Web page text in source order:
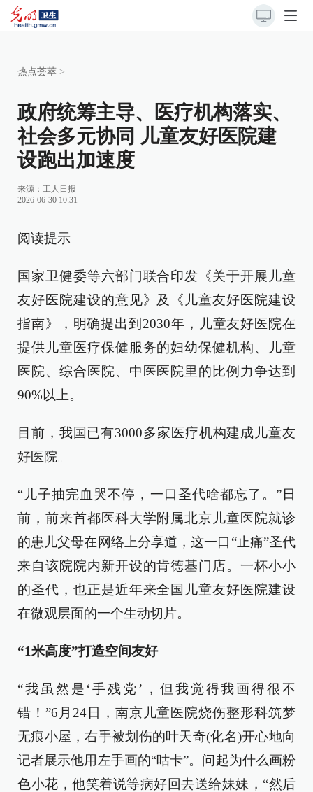
热点荟萃 >
政府统筹主导、医疗机构落实、
社会多元协同 儿童友好医院建
设跑出加速度
来源： 工人日报
2026-06-30 10:31
阅读提示
国家卫健委等六部门联合印发《关于开展儿童
友好医院建设的意见》及《儿童友好医院建设
指南》，明确提出到2030年，儿童友好医院在
提供儿童医疗保健服务的妇幼保健机构、儿童
医院、综合医院、中医医院里的比例力争达到
90%以上。
目前，我国已有3000多家医疗机构建成儿童友
好医院。
“儿子抽完血哭不停，一口圣代啥都忘了。”日
前，前来首都医科大学附属北京儿童医院就诊
的患儿父母在网络上分享道，这一口“止痛”圣代
来自该院院内新开设的肯德基门店。一杯小小
的圣代，也正是近年来全国儿童友好医院建设
在微观层面的一个生动切片。
“1米高度”打造空间友好
“我虽然是‘手残党’，但我觉得我画得很不
错！”6月24日，南京儿童医院烧伤整形科筑梦
无痕小屋，右手被划伤的叶天奇(化名)开心地向
记者展示他用左手画的“咕卡”。问起为什么画粉
色小花，他笑着说等病好回去送给妹妹，“然后